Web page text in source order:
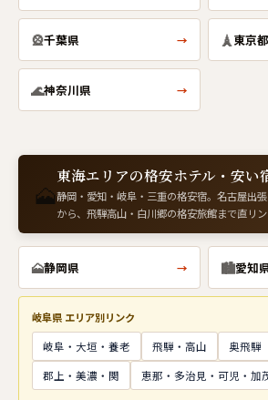
🎡千葉県 → 🗼東京都
🌊神奈川県 →
🗻
東海エリアの格安ホテル・安い
静岡・愛知・岐阜・三重の格安宿。名古屋出
から、飛騨高山・白川郷の格安旅館まで直リン
🗻静岡県 → 🏙愛知
岐阜県 エリア別リンク
岐阜・大垣・養老
飛騨・高山 奥飛騨
郡上・美濃・関
恵那・多治見・可児・加